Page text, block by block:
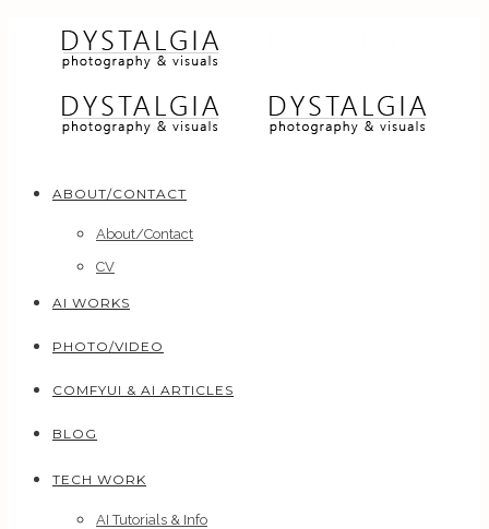
ABOUT/CONTACT
About/Contact
CV
AI WORKS
PHOTO/VIDEO
COMFYUI & AI ARTICLES
BLOG
TECH WORK
AI Tutorials & Info